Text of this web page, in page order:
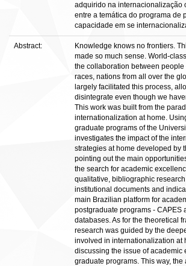
adquirido na internacionalização
entre a temática do programa de
capacidade em se
Abstract:
Knowledge knows no frontiers.
made so much sense. World-
the collaboration between
races, nations from all over the
largely facilitated this process,
disintegrate even though we
This work was built from the
internationalization at home.
graduate programs of the
investigates the impact of the
strategies at home developed by
pointing out the main
the search for academic
qualitative, bibliographic
institutional documents and
main Brazilian platform for
postgraduate programs - CAPES
databases. As for the theoretical
research was guided by the
involved in internationalization at
discussing the issue of academic
graduate programs. This way,